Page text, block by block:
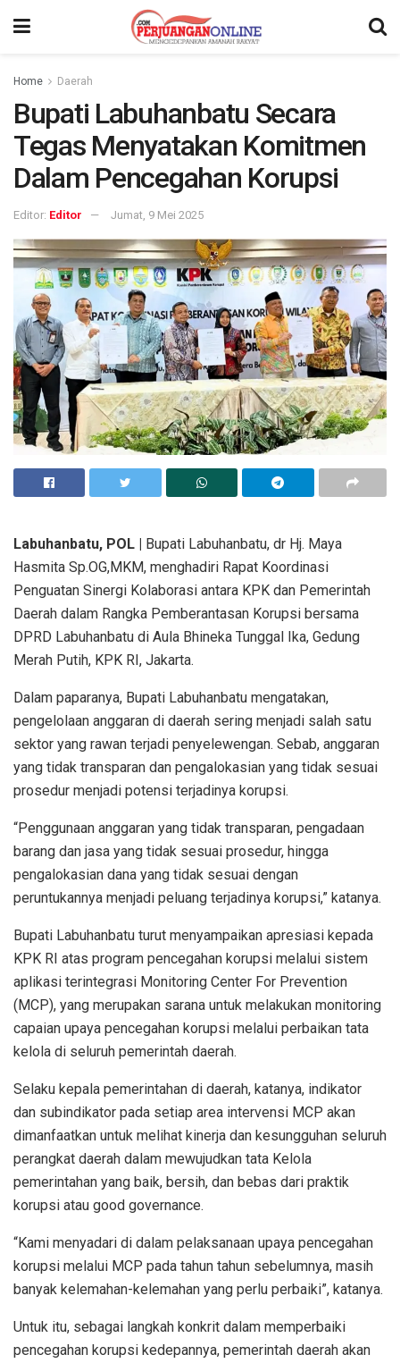
Home Daerah
Bupati Labuhanbatu Secara
Tegas Menyatakan Komitmen
Dalam Pencegahan Korupsi
Editor: Editor Jumat, 9 Mei 2025
Labuhanbatu, POL | Bupati Labuhanbatu, dr Hj. Maya
Hasmita Sp.OG,MKM, menghadiri Rapat Koordinasi
Penguatan Sinergi Kolaborasi antara KPK dan Pemerintah
Daerah dalam Rangka Pemberantasan Korupsi bersama
DPRD Labuhanbatu di Aula Bhineka Tunggal Ika, Gedung
Merah Putih, KPK RI, Jakarta.
Dalam paparanya, Bupati Labuhanbatu mengatakan,
pengelolaan anggaran di daerah sering menjadi salah satu
sektor yang rawan terjadi penyelewengan. Sebab, anggaran
yang tidak transparan dan pengalokasian yang tidak sesuai
prosedur menjadi potensi terjadinya korupsi.
“Penggunaan anggaran yang tidak transparan, pengadaan
barang dan jasa yang tidak sesuai prosedur, hingga
pengalokasian dana yang tidak sesuai dengan
peruntukannya menjadi peluang terjadinya korupsi,” katanya.
Bupati Labuhanbatu turut menyampaikan apresiasi kepada
KPK RI atas program pencegahan korupsi melalui sistem
aplikasi terintegrasi Monitoring Center For Prevention
(MCP), yang merupakan sarana untuk melakukan monitoring
capaian upaya pencegahan korupsi melalui perbaikan tata
kelola di seluruh pemerintah daerah.
Selaku kepala pemerintahan di daerah, katanya, indikator
dan subindikator pada setiap area intervensi MCP akan
dimanfaatkan untuk melihat kinerja dan kesungguhan seluruh
perangkat daerah dalam mewujudkan tata Kelola
pemerintahan yang baik, bersih, dan bebas dari praktik
korupsi atau good governance.
“Kami menyadari di dalam pelaksanaan upaya pencegahan
korupsi melalui MCP pada tahun tahun sebelumnya, masih
banyak kelemahan-kelemahan yang perlu perbaiki”, katanya.
Untuk itu, sebagai langkah konkrit dalam memperbaiki
pencegahan korupsi kedepannya, pemerintah daerah akan